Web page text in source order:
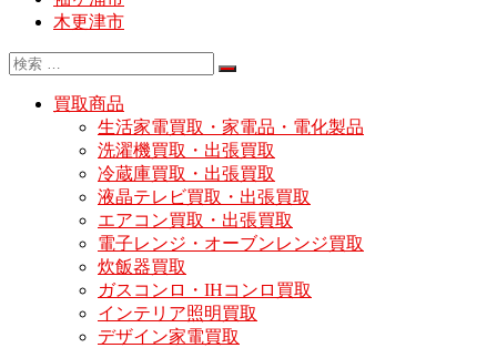
木更津市
買取商品
生活家電買取・家電品・電化製品
洗濯機買取・出張買取
冷蔵庫買取・出張買取
液晶テレビ買取・出張買取
エアコン買取・出張買取
電子レンジ・オーブンレンジ買取
炊飯器買取
ガスコンロ・IHコンロ買取
インテリア照明買取
デザイン家電買取